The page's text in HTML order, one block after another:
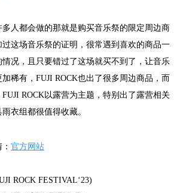
人都会做的那就是购买音乐祭的限定周边商
这场音乐祭的证明，很常遇到喜欢的商品一
况，且只要错过了这场就买不到了，让音乐
稀有，FUJI ROCK也出了很多周边商品，而
FUJI ROCK以露营为主题，特别出了露营相关
衣组都很值得收藏。
官方网站
ROCK FESTIVALʻ23)